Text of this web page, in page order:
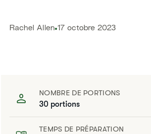
​​Rachel Allen​ 17 octobre 2023
NOMBRE DE PORTIONS
30 portions
TEMPS DE PRÉPARATION